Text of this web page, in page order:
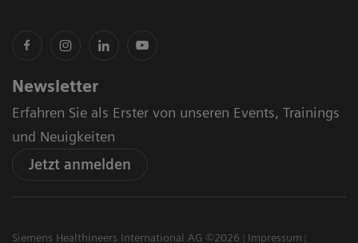
Newsletter
Erfahren Sie als Erster von unseren Events, Trainings
und Neuigkeiten
Jetzt anmelden
Siemens Healthineers International AG ©2026
Impressum